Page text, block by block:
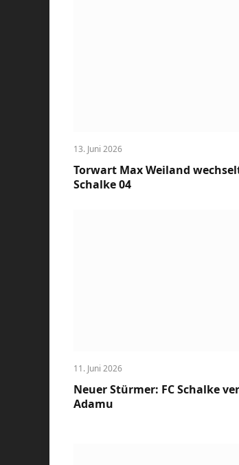
13. Juni 2026
Torwart Max Weiland
Schalke 04
11. Juni 2026
Neuer Stürmer: FC Schalke
Adamu